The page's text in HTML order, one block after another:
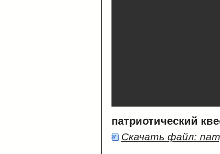
патриотический
Скачать файл: